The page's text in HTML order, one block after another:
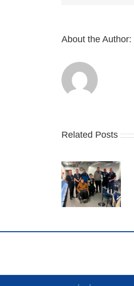
About the Author:
Related Posts
Stjórn STÍ
endurkjörin á
ársþinginu í
dag